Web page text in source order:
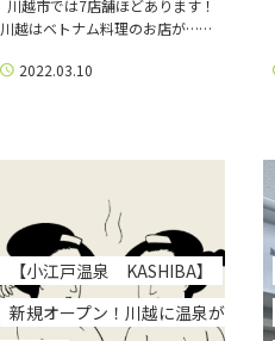
川越市では7店舗ほどあります！
川越はベトナム料理のお店が……
2022.03.10
【小江戸温泉 KASHIBA】
新規オープン！川越に温泉が